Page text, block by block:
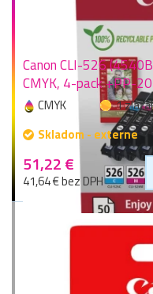
Canon CLI-526
CMYK, 4-pack +PP-
CMYK
1
Skladom - externe
51,22 €
41,64 € bez DPH